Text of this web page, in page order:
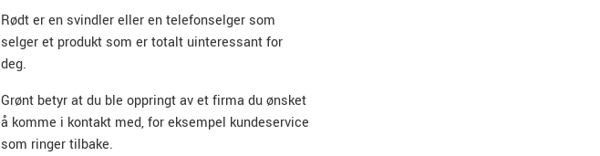
Rødt er en svindler eller en telefonselger som
selger et produkt som er totalt uinteressant for
deg.
Grønt betyr at du ble oppringt av et firma du ønsket
å komme i kontakt med, for eksempel kundeservice
som ringer tilbake.